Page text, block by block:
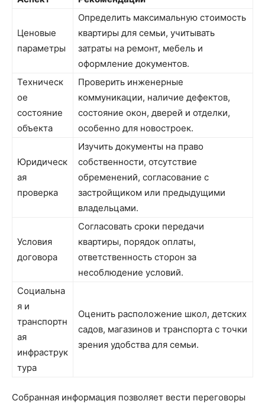
Ценовые
параметры
Определить максимальную стоимость
квартиры для семьи, учитывать
затраты на ремонт, мебель и
оформление документов.
Техническ
ое
состояние
объекта
Проверить инженерные
коммуникации, наличие дефектов,
состояние окон, дверей и отделки,
особенно для новостроек.
Юридическ
ая
проверка
Изучить документы на право
собственности, отсутствие
обременений, согласование с
застройщиком или предыдущими
владельцами.
Условия
договора
Согласовать сроки передачи
квартиры, порядок оплаты,
ответственность сторон за
несоблюдение условий.
Социальна
я и
транспортн
ая
инфраструк
тура
Оценить расположение школ, детских
садов, магазинов и транспорта с точки
зрения удобства для семьи.
Собранная информация позволяет вести переговоры